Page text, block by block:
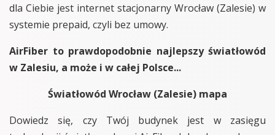
dla Ciebie jest internet stacjonarny Wrocław (Zalesie) w
systemie prepaid, czyli bez umowy.
AirFiber to prawdopodobnie najlepszy światłowód
w Zalesiu, a może i w całej Polsce...
Światłowód Wrocław (Zalesie) mapa
Dowiedz się, czy Twój budynek jest w zasięgu